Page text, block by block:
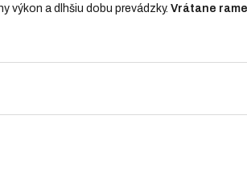
výkon a dlhšiu dobu prevádzky. Vrátane